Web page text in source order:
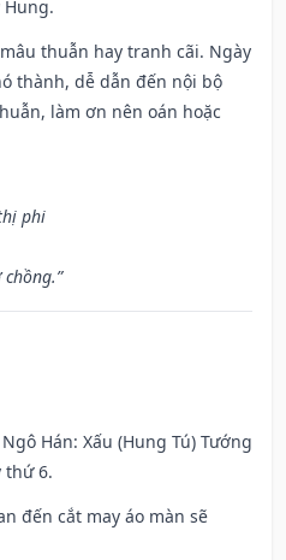
thuẫn hay tranh cãi. Ngày
thành, dễ dẫn đến nội bộ
làm ơn nên oán hoặc
phi
Hán: Xấu (Hung Tú) Tướng
thứ 6.
đến cắt may áo màn sẽ